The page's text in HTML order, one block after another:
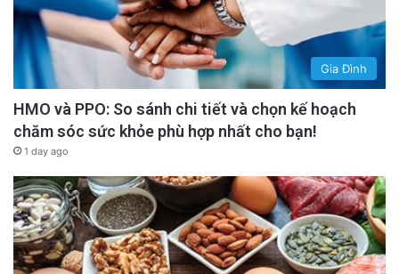
Gia Đình
HMO và PPO: So sánh chi tiết và chọn kế hoạch
chăm sóc sức khỏe phù hợp nhất cho bạn!
1 day ago